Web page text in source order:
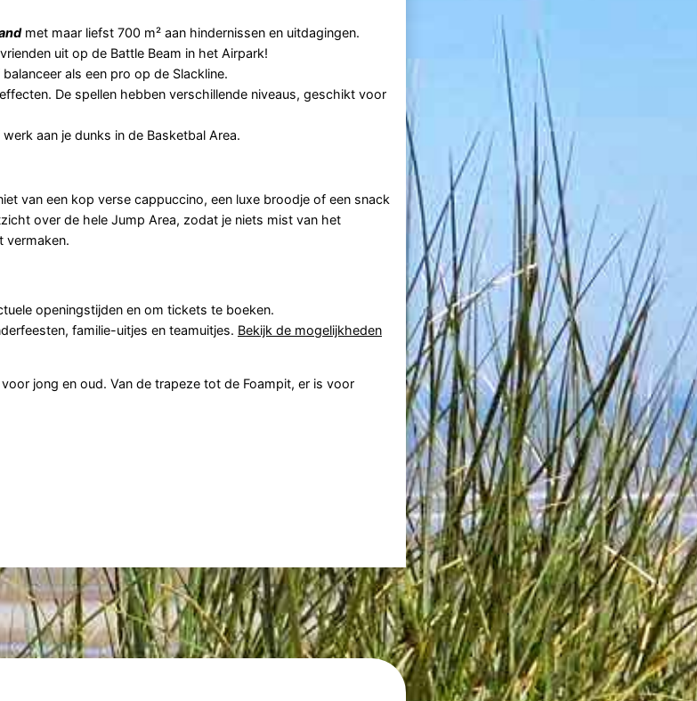
met maar liefst 700 m² aan hindernissen en uitdagingen.
uit op de Battle Beam in het Airpark!
als een pro op de Slackline.
De spellen hebben verschillende niveaus, geschikt voor
aan je dunks in de Basketbal Area.
van een kop verse cappuccino, een luxe broodje of een snack
over de hele Jump Area, zodat je niets mist van het
vermaken.
openingstijden en om tickets te boeken.
familie-uitjes en teamuitjes. Bekijk de mogelijkheden
jong en oud. Van de trapeze tot de Foampit, er is voor